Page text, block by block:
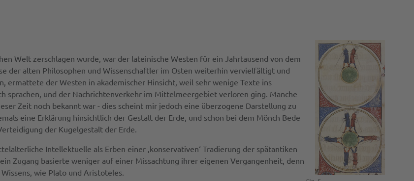
Welt zerschlagen wurde, war der lateinische Westen für ein Jahrtausend von dem
der alten Philosophen und Wissenschaftler im Osten weiterhin vervielfältigt und
ermattete der Westen in akademischer Hinsicht, weil sehr wenige Texte ins
sprachen, und der Nachrichtenverkehr im Mittelmeergebiet verloren ging. Manche
Zeit noch bekannt war - dies scheint mir jedoch eine überzogene Darstellung zu
eine Erklärung hinsichtlich der Gestalt der Erde, und schon bei dem Mönch Bede
der Kugelgestalt der Erde.
Intellektuelle als Erben einer ‚konservativen‘ Tradierung der spätantiken
Zugang basierte weniger auf einer Missachtung ihrer eigenen Vergangenheit, denn
wie Plato und Aristoteles.